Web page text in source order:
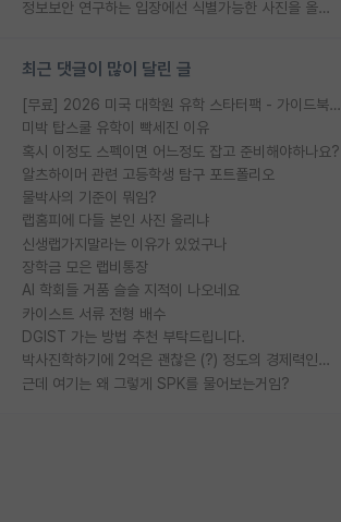
정보보안 연구하는 입장에선 식별가능한 사진을 올리는건 비추이긴함
최근 댓글이 많이 달린 글
[무료] 2026 미국 대학원 유학 스타터팩 - 가이드북 & 합격자 컨택메일 템플릿
미박 탑스쿨 유학이 빡세진 이유
혹시 이정도 스펙이면 어느정도 잡고 준비해야하나요?
알츠하이머 관련 고등학생 탐구 포트폴리오
물박사의 기준이 뭐임?
랩홈피에 다들 본인 사진 올리냐
신생랩가지말라는 이유가 있었구나
장학금 모은 랩비통장
AI 학회들 거품 슬슬 지적이 나오네요
카이스트 서류 전형 배수
DGIST 가는 방법 추천 부탁드립니다.
박사진학하기에 2억은 괜찮은 (?) 정도의 경제력인가요
근데 여기는 왜 그렇게 SPK를 물어보는거임?